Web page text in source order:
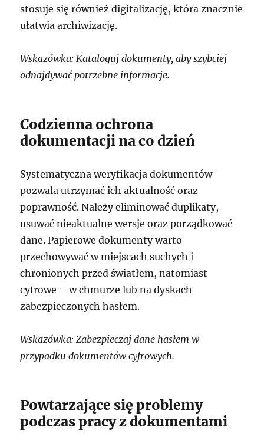
stosuje się również digitalizację, która znacznie
ułatwia archiwizację.
Wskazówka: Kataloguj dokumenty, aby szybciej
odnajdywać potrzebne informacje.
Codzienna ochrona
dokumentacji na co dzień
Systematyczna weryfikacja dokumentów
pozwala utrzymać ich aktualność oraz
poprawność. Należy eliminować duplikaty,
usuwać nieaktualne wersje oraz porządkować
dane. Papierowe dokumenty warto
przechowywać w miejscach suchych i
chronionych przed światłem, natomiast
cyfrowe – w chmurze lub na dyskach
zabezpieczonych hasłem.
Wskazówka: Zabezpieczaj dane hasłem w
przypadku dokumentów cyfrowych.
Powtarzające się problemy
podczas pracy z dokumentami